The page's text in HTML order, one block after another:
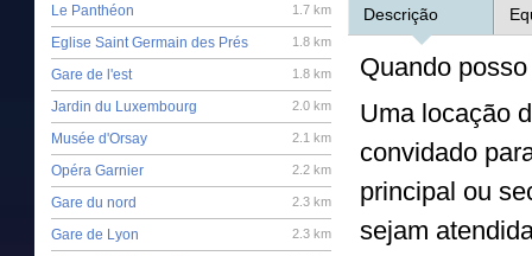
Descrição
Quando
Uma locação
convidado
principal ou
sejam
1.7 km
Le Panthéon
1.8 km
Eglise Saint Germain des Prés
1.8 km
Gare de l'est
2.0 km
Jardin du Luxembourg
2.1 km
Musée d'Orsay
2.2 km
Opéra Garnier
2.3 km
Gare du nord
2.3 km
Gare de Lyon